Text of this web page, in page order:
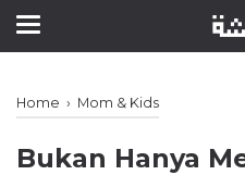
Home › Mom & Kids
Bukan Hanya